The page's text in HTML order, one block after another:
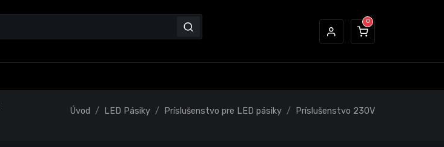
Úvod LED Pásiky Príslušenstvo pre LED pásiky Príslušenstvo 230V